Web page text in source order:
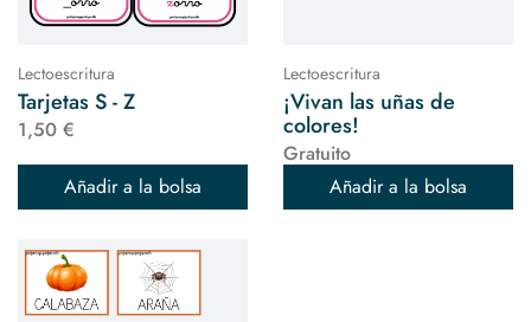
Lectoescritura
Tarjetas S - Z
1,50 €
Añadir a la bolsa
Lectoescritura
¡Vivan las uñas de
colores!
Gratuito
Añadir a la bolsa